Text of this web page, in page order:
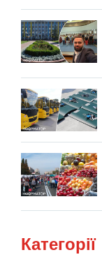
Категорії